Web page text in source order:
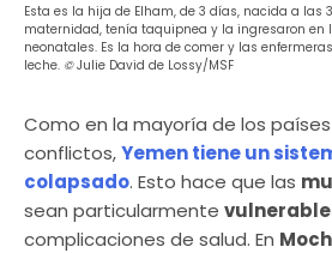
Esta es la hija de Elham, de 3 días, nacida a las
maternidad, tenía taquipnea y la ingresaron en
neonatales. Es la hora de comer y las
leche. ©Julie David de Lossy/MSF
Como en la mayoría de los
conflictos,Yemen tiene un
colapsado. Esto hace que las
sean particularmente
complicaciones de salud. En